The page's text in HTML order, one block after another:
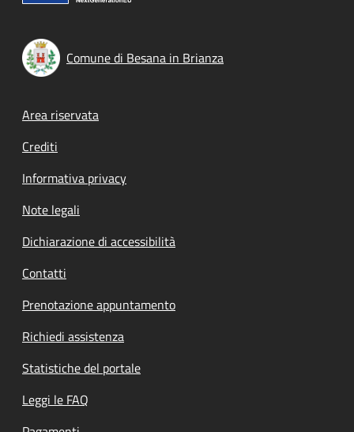
Comune di Besana in Brianza
Footer menu
Area riservata
Crediti
Informativa privacy
Note legali
Dichiarazione di accessibilità
Contatti
Prenotazione appuntamento
Richiedi assistenza
Statistiche del portale
Leggi le FAQ